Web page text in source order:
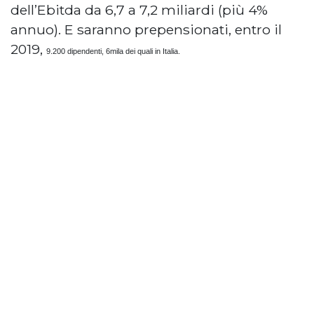
dell’Ebitda da 6,7 a 7,2 miliardi (più 4%
annuo). E saranno prepensionati, entro il
2019, 9.200 dipendenti, 6mila dei quali in Italia.